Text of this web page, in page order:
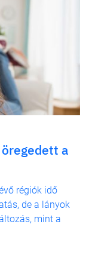
a
régiók idő
de a lányok
mint a